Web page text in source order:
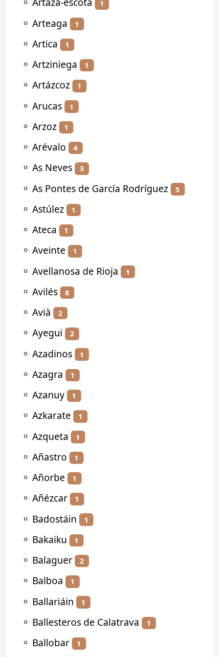
1
⚬ Arteaga 1
⚬ Artica 1
⚬ Artziniega 1
⚬ Artázcoz 1
⚬ Arucas 1
⚬ Arzoz 1
⚬ Arévalo 4
⚬ As Neves 3
⚬ As Pontes de García Rodríguez 5
⚬ Astúlez 1
⚬ Ateca 1
⚬ Aveinte 1
⚬ Avellanosa de Rioja 1
⚬ Avilés 8
⚬ Avià 2
⚬ Ayegui 2
⚬ Azadinos 1
⚬ Azagra 1
⚬ Azanuy 1
⚬ Azkarate 1
⚬ Azqueta 1
⚬ Añastro 1
⚬ Añorbe 1
⚬ Añézcar 1
⚬ Badostáin 1
⚬ Bakaiku 1
⚬ Balaguer 2
⚬ Balboa 1
⚬ Ballariáin 1
⚬ Ballesteros de Calatrava 1
⚬ Ballobar 1